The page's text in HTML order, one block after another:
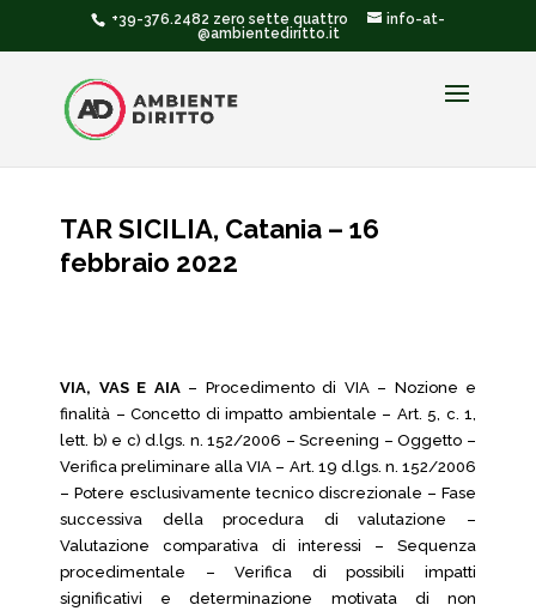
+39-376.2482 zero sette quattro
info-at-
@ambientediritto.it
TAR SICILIA, Catania – 16
febbraio 2022
VIA, VAS E AIA– Procedimento di VIA – Nozione e
finalità – Concetto di impatto ambientale – Art. 5, c. 1,
lett. b) e c) d.lgs. n. 152/2006 – Screening – Oggetto –
Verifica preliminare alla VIA – Art. 19 d.lgs. n. 152/2006
– Potere esclusivamente tecnico discrezionale – Fase
successiva della procedura di valutazione –
Valutazione comparativa di interessi – Sequenza
procedimentale – Verifica di possibili impatti
significativi e determinazione motivata di non